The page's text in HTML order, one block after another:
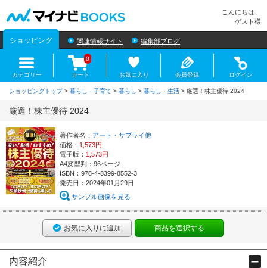
こんにちは、
ゲスト様
ショッピング 関連情報サイト 編集部ブログ
カテゴリー カート
0
お気に入り 会員登録 ログイン
ショッピングトップ> 暮らし・子育て > 暮らし > 暮らし・生活 > 厳選！株主優待 2024
厳選！株主優待 2024
著作者名： アート・サプライ他
価格： 1,573円
電子版： 1,573円
A4変型判：96ページ
ISBN：978-4-8399-8552-3
発売日：2024年01月29日
サンプル画像を見る
お気に入りに追加 商品を選択する
内容紹介